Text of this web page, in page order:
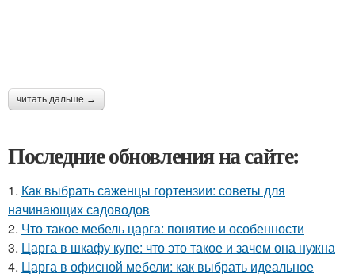
читать дальше →
Последние обновления на сайте:
1. Как выбрать саженцы гортензии: советы для
начинающих садоводов
2. Что такое мебель царга: понятие и особенности
3. Царга в шкафу купе: что это такое и зачем она нужна
4. Царга в офисной мебели: как выбрать идеальное